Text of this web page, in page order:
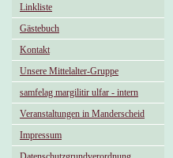
Linkliste
Gästebuch
Kontakt
Unsere Mittelalter-Gruppe
samfelag margilitir ulfar - intern
Veranstaltungen in Manderscheid
Impressum